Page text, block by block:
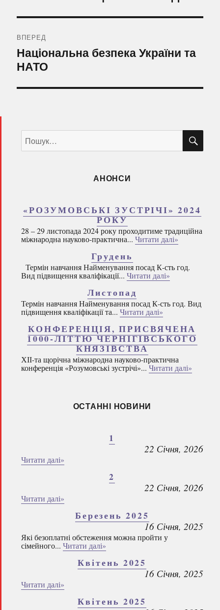
ВПЕРЕД
Наступний
запис:
Національна безпека України та
НАТО
за
запитом:
АНОНСИ
«РОЗУМОВСЬКІ ЗУСТРІЧІ» 2024
РОКУ
28 – 29 листопада 2024 року проходитиме традиційна
міжнародна науково-практична... Читати далі»
Грудень
Термін навчання Найменування посад К-сть год.
Вид підвищення кваліфікації... Читати далі»
Листопад
Термін навчання Найменування посад К-сть год. Вид
підвищення кваліфікації та... Читати далі»
КОНФЕРЕНЦІЯ, ПРИСВЯЧЕНА
1000-ЛІТТЮ ЧЕРНІГІВСЬКОГО
КНЯЗІВСТВА
ХІІ-та щорічна міжнародна науково-практична
конференція «Розумовські зустрічі»... Читати далі»
ОСТАННІ НОВИНИ
1
22 Січня, 2026
Читати далі»
2
22 Січня, 2026
Читати далі»
Березень 2025
16 Січня, 2025
Які безоплатні обстеження можна пройти у
сімейного... Читати далі»
Квітень 2025
16 Січня, 2025
Читати далі»
Квітень 2025